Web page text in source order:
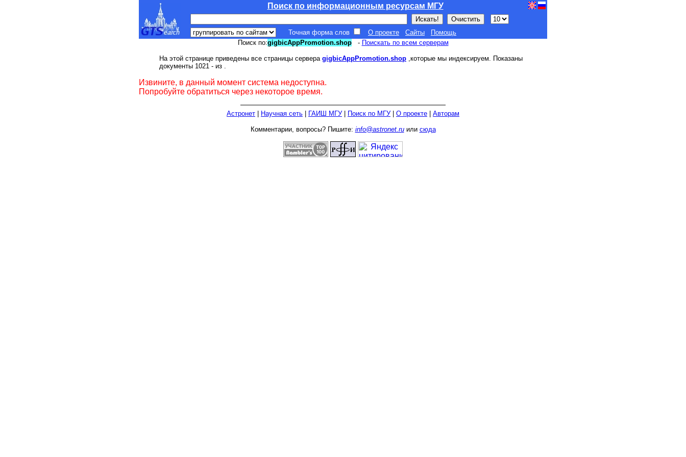
Поиск по информационным ресурсам МГУ
Точная форма слов О проекте Сайты
Помощь
Поиск по:gigbicAppPromotion.shop- Поискать по всем серверам
На этой странице приведены все страницы сервера gigbicAppPromotion.shop ,которые мы индексируем. Показаны
документы 1021 - из .
Извините, в данный момент система недоступна.
Попробуйте обратиться через некоторое время.
Астронет Научная сеть ГАИШ МГУ| Поиск по МГУ| О проекте Авторам
Комментарии, вопросы? Пишите: info@astronet.ruили сюда